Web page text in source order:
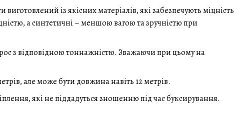
із якісних матеріалів, які забезпечують міцність
а синтетичні – меншою вагою та зручністю при
з відповідною тоннажністю. Зважаючи при цьому на
але може бути довжина навіть 12 метрів.
які не піддадуться зношенню під час буксирування.